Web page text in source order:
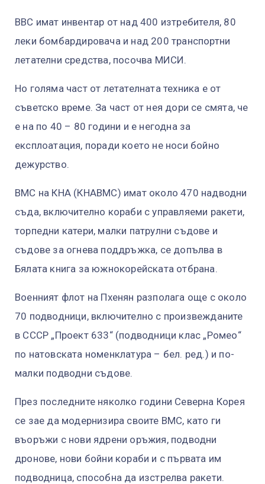
ВВС имат инвентар от над 400 изтребителя, 80
леки бомбардировача и над 200 транспортни
летателни средства, посочва МИСИ.
Но голяма част от летателната техника е от
съветско време. За част от нея дори се смята, че
е на по 40 – 80 години и е негодна за
експлоатация, поради което не носи бойно
дежурство.
ВМС на КНА (КНАВМС) имат около 470 надводни
съда, включително кораби с управляеми ракети,
торпедни катери, малки патрулни съдове и
съдове за огнева поддръжка, се допълва в
Бялата книга за южнокорейската отбрана.
Военният флот на Пхенян разполага още с около
70 подводници, включително с произвежданите
в СССР „Проект 633“ (подводници клас „Ромео“
по натовската номенклатура – бел. ред.) и по-
малки подводни съдове.
През последните няколко години Северна Корея
се зае да модернизира своите ВМС, като ги
въоръжи с нови ядрени оръжия, подводни
дронове, нови бойни кораби и с първата им
подводница, способна да изстрелва ракети.